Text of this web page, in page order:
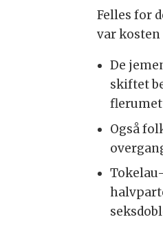
Felles for
var
De
skiftet
Også